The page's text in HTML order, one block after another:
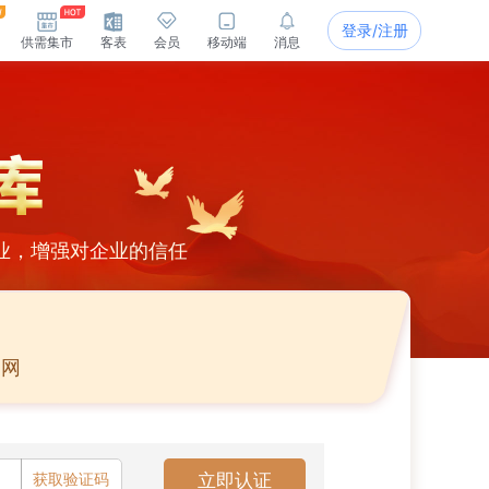
供需集市 客表 会员 移动端 消息
登录/注册
，增强对企业的信任
获取验证码 立即认证